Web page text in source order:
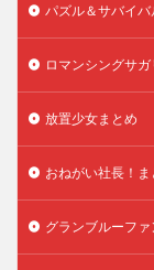
パズル＆サバイバ
ロマンシングサ
放置少女まとめ
おねがい社長！ま
グランブルーフ